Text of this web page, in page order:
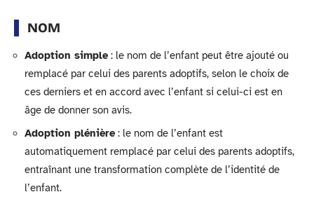
NOM
Adoption simple: le nom de l’enfant peut être ajouté ou
remplacé par celui des parents adoptifs, selon le choix de
ces derniers et en accord avec l’enfant si celui-ci est en
âge de donner son avis.
Adoption plénière: le nom de l’enfant est
automatiquement remplacé par celui des parents adoptifs,
entraînant une transformation complète de l’identité de
l’enfant.